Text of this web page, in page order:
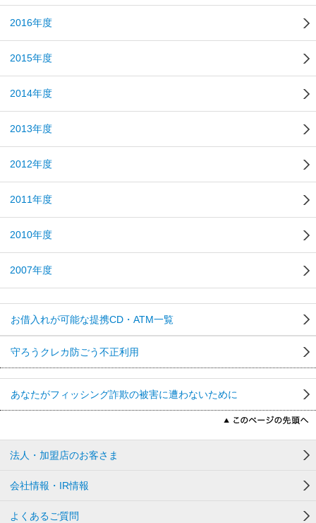
2016年度
2015年度
2014年度
2013年度
2012年度
2011年度
2010年度
2007年度
お借入れが可能な提携CD・ATM一覧
守ろうクレカ防ごう不正利用
あなたがフィッシング詐欺の被害に遭わないために
法人・加盟店のお客さま
会社情報・IR情報
よくあるご質問